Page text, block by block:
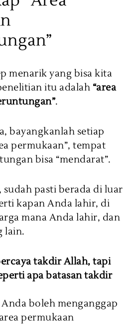
menarik yang bisa kita
itu adalah “area
.
bayangkanlah setiap
permukaan”, tempat
bisa “mendarat”.
pasti berada di luar
kapan Anda lahir, di
mana Anda lahir, dan
lain.
takdir Allah, tapi
apa batasan takdir
boleh menganggap
permukaan